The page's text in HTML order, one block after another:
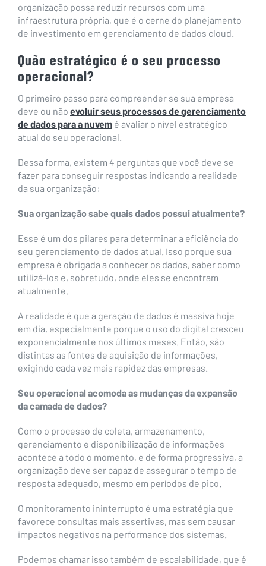
organização possa reduzir recursos com uma
infraestrutura própria, que é o cerne do planejamento
de investimento em gerenciamento de dados cloud.
Quão estratégico é o seu processo
operacional?
O primeiro passo para compreender se sua empresa
deve ou não evoluir seus processos de gerenciamento
de dados para a nuvem é avaliar o nível estratégico
atual do seu operacional.
Dessa forma, existem 4 perguntas que você deve se
fazer para conseguir respostas indicando a realidade
da sua organização:
Sua organização sabe quais dados possui atualmente?
Esse é um dos pilares para determinar a eficiência do
seu gerenciamento de dados atual. Isso porque sua
empresa é obrigada a conhecer os dados, saber como
utilizá-los e, sobretudo, onde eles se encontram
atualmente.
A realidade é que a geração de dados é massiva hoje
em dia, especialmente porque o uso do digital cresceu
exponencialmente nos últimos meses. Então, são
distintas as fontes de aquisição de informações,
exigindo cada vez mais rapidez das empresas.
Seu operacional acomoda as mudanças da expansão
da camada de dados?
Como o processo de coleta, armazenamento,
gerenciamento e disponibilização de informações
acontece a todo o momento, e de forma progressiva, a
organização deve ser capaz de assegurar o tempo de
resposta adequado, mesmo em períodos de pico.
O monitoramento ininterrupto é uma estratégia que
favorece consultas mais assertivas, mas sem causar
impactos negativos na performance dos sistemas.
Podemos chamar isso também de escalabilidade, que é